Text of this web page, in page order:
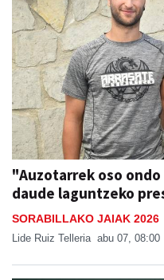
"Auzotarrek oso
daude laguntzeko
SORABILLAKO JAIAK 2026
Lide Ruiz Telleria abu 07, 08:00